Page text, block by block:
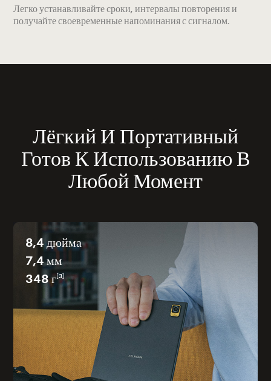
Легко устанавливайте сроки, интервалы повторения и
получайте своевременные напоминания с сигналом.
Лёгкий И Портативный
Готов К Использованию В
Любой Момент
8,4 дюйма
7,4 мм
348 г[3]